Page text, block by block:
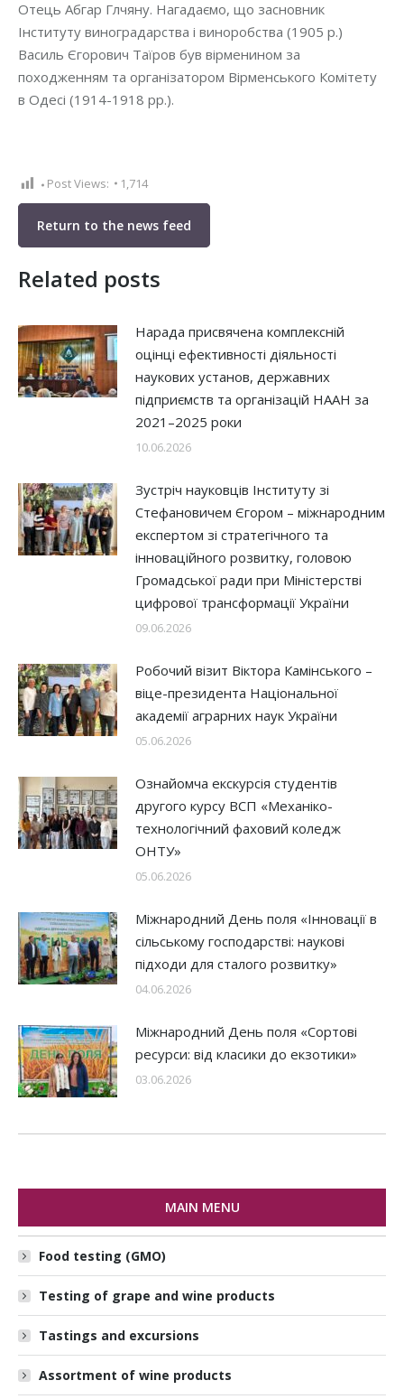
Отець Абгар Глчяну. Нагадаємо, що засновник
Інституту виноградарства і виноробства (1905 р.)
Василь Єгорович Таїров був вірменином за
походженням та організатором Вірменського Комітету
в Одесі (1914-1918 рр.).
Post Views: 1,714
Return to the news feed
Related posts
Нарада присвячена комплексній
оцінці ефективності діяльності
наукових установ, державних
підприємств та організацій НААН за
2021–2025 роки
10.06.2026
Зустріч науковців Інституту зі
Стефановичем Єгором – міжнародним
експертом зі стратегічного та
інноваційного розвитку, головою
Громадської ради при Міністерстві
цифрової трансформації України
09.06.2026
Робочий візит Віктора Камінського –
віце-президента Національної
академії аграрних наук України
05.06.2026
Ознайомча екскурсія студентів
другого курсу ВСП «Механіко-
технологічний фаховий коледж
ОНТУ»
05.06.2026
Міжнародний День поля «Інновації в
сільському господарстві: наукові
підходи для сталого розвитку»
04.06.2026
Міжнародний День поля «Сортові
ресурси: від класики до екзотики»
03.06.2026
MAIN MENU
Food testing (GMO)
Testing of grape and wine products
Tastings and excursions
Assortment of wine products